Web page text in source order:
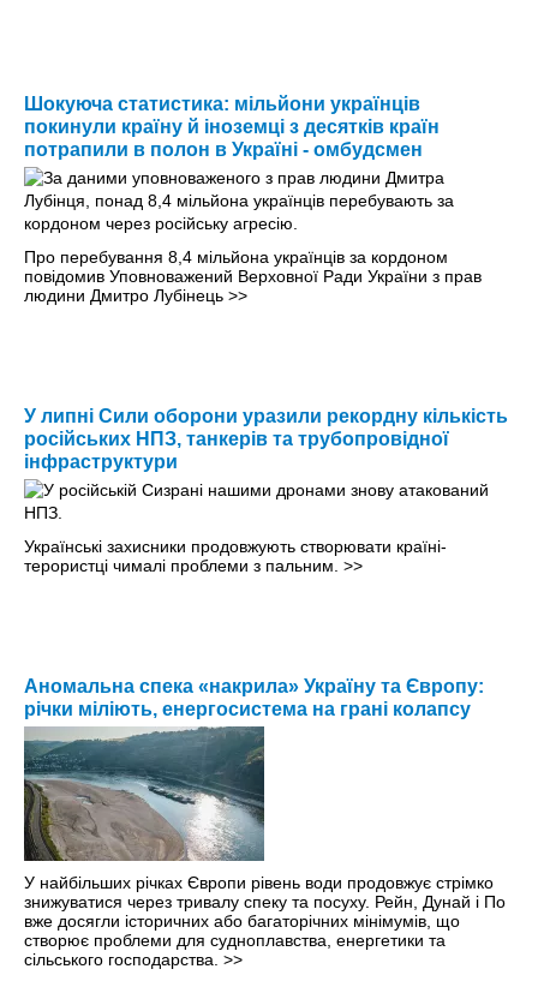
Шокуюча статистика: мільйони українців
покинули країну й іноземці з десятків країн
потрапили в полон в Україні - омбудсмен
Про перебування 8,4 мільйона українців за кордоном
повідомив Уповноважений Верховної Ради України з прав
людини Дмитро Лубінець >>
У липні Сили оборони уразили рекордну кількість
російських НПЗ, танкерів та трубопровідної
інфраструктури
Українські захисники продовжують створювати країні-
терористці чималі проблеми з пальним. >>
Аномальна спека «накрила» Україну та Європу:
річки міліють, енергосистема на грані колапсу
У найбільших річках Європи рівень води продовжує стрімко
знижуватися через тривалу спеку та посуху. Рейн, Дунай і По
вже досягли історичних або багаторічних мінімумів, що
створює проблеми для судноплавства, енергетики та
сільського господарства. >>